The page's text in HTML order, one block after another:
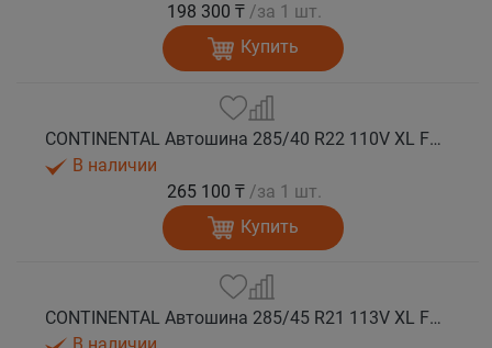
198 300 ₸ /за 1 шт.
Купить
CONTINENTAL Автошина 285/40 R22 110V XL FR WinterContact TS 850 P AO зима
В наличии
265 100 ₸ /за 1 шт.
Купить
CONTINENTAL Автошина 285/45 R21 113V XL FR WinterContact TS 850 P SUV AO зима